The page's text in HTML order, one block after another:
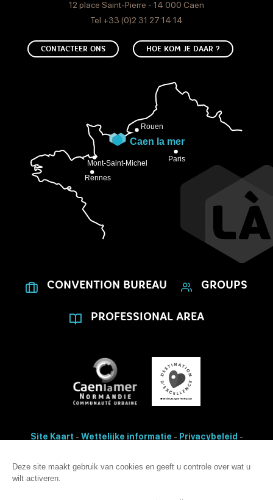
Deze site maakt gebruik van cookies en geeft u controle over wat u
wilt activeren.
Open
12 place Saint-Pierre - 14 000 Caen
Tel.+33 (0)2 31 27 14 14
CONTACTEER ONS HOE KOM JE DAAR ?
CONVENTION BUREAU GROUPS
PROFESSIONAL AREA
Site Kaart - Wettelijke informatie - Privacybeleid -
Toegankelijkheid: non-conformiteit
Deze site is beveiligd met reCAPTCHA. Het